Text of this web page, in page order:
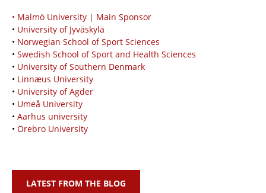
• Malmö University | Main Sponsor
• University of Jyväskylä
• Norwegian School of Sport Sciences
• Swedish School of Sport and Health Sciences
• University of Southern Denmark
• Linnæus University
• University of Agder
• Umeå University
• Aarhus university
• Örebro University
LATEST FROM THE BLOG